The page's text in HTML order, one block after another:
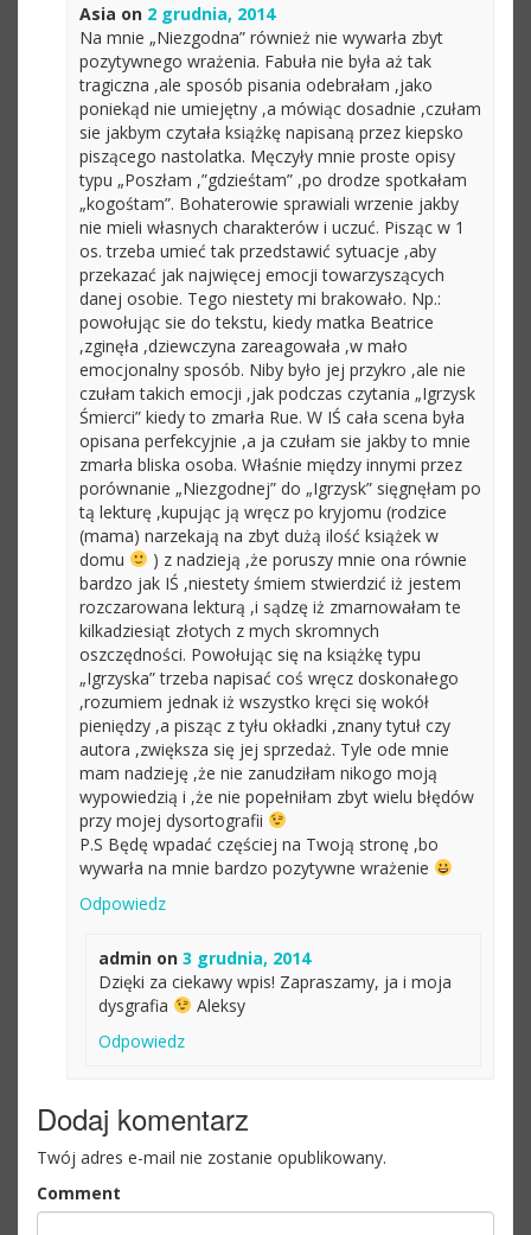
Asia on 2 grudnia, 2014
Na mnie „Niezgodna” również nie wywarła zbyt
pozytywnego wrażenia. Fabuła nie była aż tak
tragiczna ,ale sposób pisania odebrałam ,jako
poniekąd nie umiejętny ,a mówiąc dosadnie ,czułam
sie jakbym czytała książkę napisaną przez kiepsko
piszącego nastolatka. Męczyły mnie proste opisy
typu „Poszłam ,”gdzieśtam” ,po drodze spotkałam
„kogośtam”. Bohaterowie sprawiali wrzenie jakby
nie mieli własnych charakterów i uczuć. Pisząc w 1
os. trzeba umieć tak przedstawić sytuacje ,aby
przekazać jak najwięcej emocji towarzyszących
danej osobie. Tego niestety mi brakowało. Np.:
powołując sie do tekstu, kiedy matka Beatrice
,zginęła ,dziewczyna zareagowała ,w mało
emocjonalny sposób. Niby było jej przykro ,ale nie
czułam takich emocji ,jak podczas czytania „Igrzysk
Śmierci” kiedy to zmarła Rue. W IŚ cała scena była
opisana perfekcyjnie ,a ja czułam sie jakby to mnie
zmarła bliska osoba. Właśnie między innymi przez
porównanie „Niezgodnej” do „Igrzysk” sięgnęłam po
tą lekturę ,kupując ją wręcz po kryjomu (rodzice
(mama) narzekają na zbyt dużą ilość książek w
domu
) z nadzieją ,że poruszy mnie ona równie
bardzo jak IŚ ,niestety śmiem stwierdzić iż jestem
rozczarowana lekturą ,i sądzę iż zmarnowałam te
kilkadziesiąt złotych z mych skromnych
oszczędności. Powołując się na książkę typu
„Igrzyska” trzeba napisać coś wręcz doskonałego
,rozumiem jednak iż wszystko kręci się wokół
pieniędzy ,a pisząc z tyłu okładki ,znany tytuł czy
autora ,zwiększa się jej sprzedaż. Tyle ode mnie
mam nadzieję ,że nie zanudziłam nikogo moją
wypowiedzią i ,że nie popełniłam zbyt wielu błędów
przy mojej dysortografii
P.S Będę wpadać częściej na Twoją stronę ,bo
wywarła na mnie bardzo pozytywne wrażenie
Odpowiedz
adminon 3 grudnia, 2014
Dzięki za ciekawy wpis! Zapraszamy, ja i moja
dysgrafia
Aleksy
Odpowiedz
Dodaj komentarz
Twój adres e-mail nie zostanie opublikowany.
Comment